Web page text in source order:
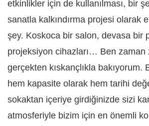
etkinlikler için de kullanılması, bir
sanatla kalkındırma projesi olarak
şey. Koskoca bir salon, devasa bir
projeksiyon cihazları… Ben zaman
gerçekten kıskançlıkla bakıyorum.
hem kapasite olarak hem tarihi
sokaktan içeriye girdiğinizde sizi
atmosferiyle bizim için en önemli